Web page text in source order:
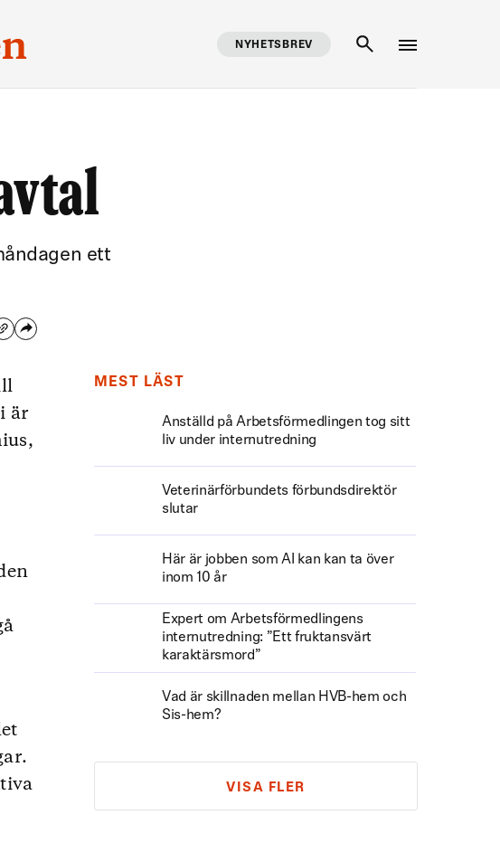
NYHETSBREV
ett
är
MEST LÄST
Anställd på Arbetsförmedlingen tog sitt
liv under internutredning
Veterinärförbundets förbundsdirektör
slutar
Här är jobben som AI kan kan ta över
inom 10 år
Expert om Arbetsförmedlingens
internutredning: ”Ett fruktansvärt
karaktärsmord”
Vad är skillnaden mellan HVB-hem och
Sis-hem?
VISA FLER